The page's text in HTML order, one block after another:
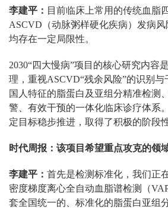
李建平： 目前临床上常用的传统血脂
ASCVD（动脉粥样硬化疾病）发病风
均存在一定局限性。
2030“四大慢病”项目的核心研究内容
理，重视ASCVD“残余风险”的识别
国人特征的脂蛋白及亚组分精准检测
警、有效干预的一体化临床诊疗体系
定目标稳步推进，取得了积极的阶段
时代周报：该项目希望重点攻克的领
李建平： 首先是检测标准化，我们正
密度梯度离心全自动血脂谱检测（
套全国统一的、标准化的脂蛋白亚组